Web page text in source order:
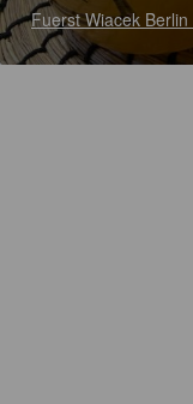
Fuerst Wiacek